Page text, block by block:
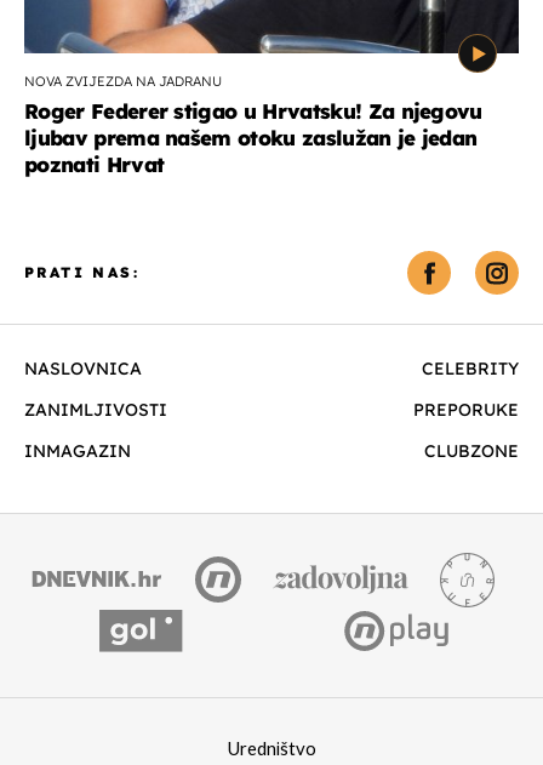
NOVA ZVIJEZDA NA JADRANU
Roger Federer stigao u Hrvatsku! Za njegovu
ljubav prema našem otoku zaslužan je jedan
poznati Hrvat
NASLOVNICA
CELEBRITY
ZANIMLJIVOSTI
PREPORUKE
INMAGAZIN
CLUBZONE
PRATI NAS:
Uredništvo